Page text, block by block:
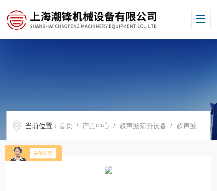
当前位置：首页 / 产品中心 / 超声波筛分设备 / 超声波振动筛